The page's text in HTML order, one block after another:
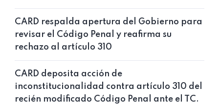
CARD respalda apertura del Gobierno para
revisar el Código Penal y reafirma su
rechazo al artículo 310
CARD deposita acción de
inconstitucionalidad contra artículo 310 del
recién modificado Código Penal ante el TC.